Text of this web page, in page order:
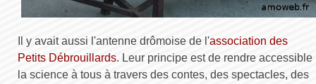
Il y avait aussi l'antenne drômoise de l'association des
Petits Débrouillards. Leur principe est de rendre accessible
la science à tous à travers des contes, des spectacles, des